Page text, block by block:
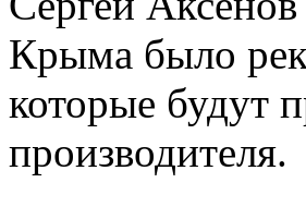
Крыма было
которые будут
производителя.